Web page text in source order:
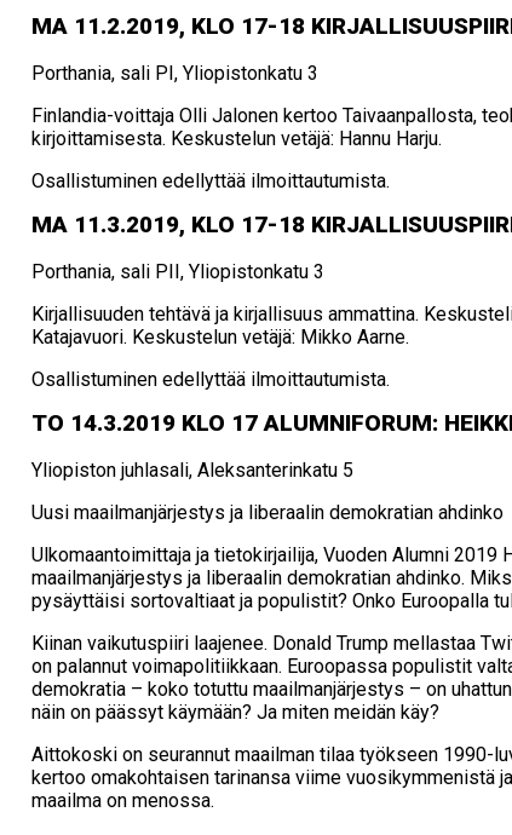
MA 11.2.2019, KLO 17-18
Porthania, sali PI, Yliopistonkatu 3
Finlandia-voittaja Olli Jalonen kertoo Taivaanpallosta,
kirjoittamisesta. Keskustelun vetäjä: Hannu Harju.
Osallistuminen edellyttää ilmoittautumista.
MA 11.3.2019, KLO 17-18
Porthania, sali PII, Yliopistonkatu 3
Kirjallisuuden tehtävä ja kirjallisuus ammattina.
Katajavuori. Keskustelun vetäjä: Mikko Aarne.
Osallistuminen edellyttää ilmoittautumista.
TO 14.3.2019 KLO 17 ALUM­NI­FO­RUM:
Yliopiston juhlasali, Aleksanterinkatu 5
Uusi maa­il­man­jär­jes­tys ja li­be­raa­lin de­mo­kra­tian ah­din­ko
Ulkomaantoimittaja ja tietokirjailija, Vuoden Alumni 2019
maailmanjärjestys ja liberaalin demokratian ahdinko.
pysäyttäisi sortovaltiaat ja populistit? Onko Euroopalla
Kiinan vaikutuspiiri laajenee. Donald Trump mellastaa
on palannut voimapolitiikkaan. Euroopassa populistit
demokratia – koko totuttu maailmanjärjestys – on
näin on päässyt käymään? Ja miten meidän käy?
Aittokoski on seurannut maailman tilaa työkseen 1990-
kertoo omakohtaisen tarinansa viime vuosikymmenistä
maailma on menossa.